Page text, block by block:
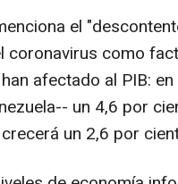
el
coronavirus como
afectado al PIB:
un 4,6 por
un 2,6 por